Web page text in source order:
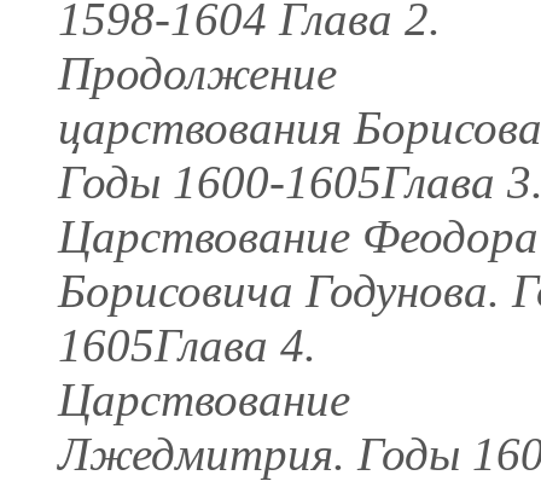
1598-1604 Глава 2.
Продолжение
царствования
Годы 1600-1605Глава
Царствование Феодора
Борисовича Годунова.
1605Глава 4.
Царствование
Лжедмитрия. Годы